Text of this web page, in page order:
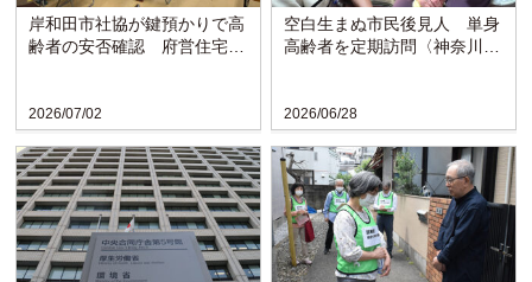
2026/07/02
岸和田市社協が鍵預かりで高
齢者の安否確認 府営住宅で
2026/06/28
空白生まぬ市民後見人 単身
高齢者を定期訪問〈神奈川・